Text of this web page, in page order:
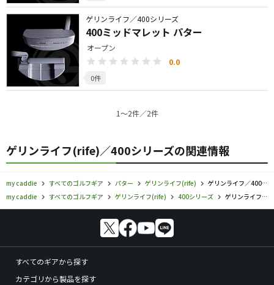
ゲリンライフ／400シリーズ
400ミッドマレット パター
オープン
0.0
0件
1〜2件／2件
ゲリンライフ(rife)／400シリーズの関連情報
my caddie すべてのゴルフギア パター ゲリンライフ(rife)
ゲリンライフ／400シリーズ／パターの口コミ評価
my caddie
すべてのゴルフギア ゲリンライフ(rife) 400シリーズ ゲリンライフ／400シリーズ／パターの口コミ評価
すべてのギアから探す
カテゴリから製品を探す